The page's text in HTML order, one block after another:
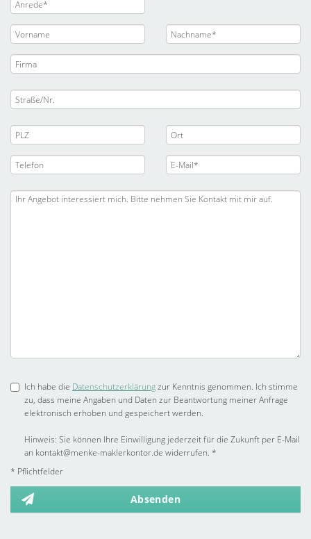
Ich habe die Datenschutzerklärungzur Kenntnis genommen. Ich stimme
zu, dass meine Angaben und Daten zur Beantwortung meiner Anfrage
elektronisch erhoben und gespeichert werden.
Hinweis: Sie können Ihre Einwilligung jederzeit für die Zukunft per E-Mail
an kontakt@menke-maklerkontor.de widerrufen. *
* Pflichtfelder
Absenden